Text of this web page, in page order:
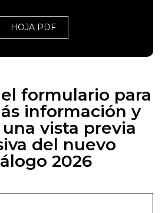
HOJA PDF
formulario para
información y
vista previa
del nuevo
2026